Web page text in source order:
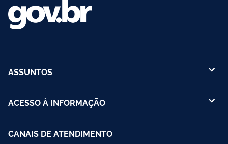
ASSUNTOS
ACESSO À INFORMAÇÃO
CANAIS DE ATENDIMENTO